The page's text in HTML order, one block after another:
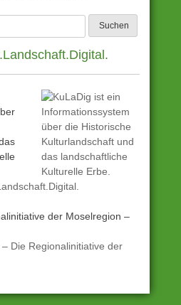
der Moselregion –
Die Regionalinitiative der